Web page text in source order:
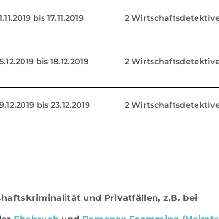
bis 17.11.2019 2
bis 18.12.2019 2
bis 23.12.2019 2
und Privatfällen, z.B. bei